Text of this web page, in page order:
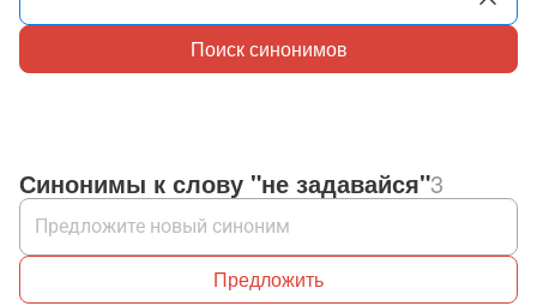
Поиск синонимов
Синонимы к слову "не задавайся"3
Предложить